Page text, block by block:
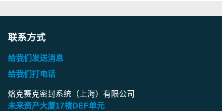
联系方式
给我们发送消息
给我们打电话
烙克赛克密封系统（上海）有限公司
未来资产大厦17楼DEF单元